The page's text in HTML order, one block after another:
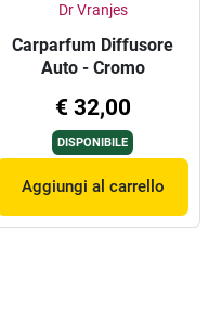
Dr Vranjes
Carparfum Diffusore
Auto - Cromo
€ 32,00
DISPONIBILE
Aggiungi al carrello